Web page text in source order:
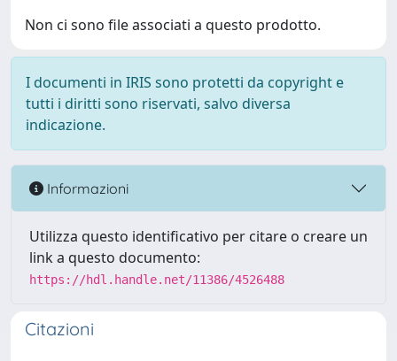
Non ci sono file associati a questo prodotto.
I documenti in IRIS sono protetti da copyright e
tutti i diritti sono riservati, salvo diversa
indicazione.
Informazioni
Utilizza questo identificativo per citare o creare un
link a questo documento:
https://hdl.handle.net/11386/4526488
Citazioni